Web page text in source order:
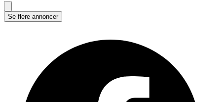
Se flere annoncer